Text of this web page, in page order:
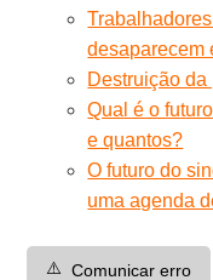
desaparecem
Destruição da
Qual é o
e quantos?
O futuro do
uma agenda
⚠️ Comunicar erro